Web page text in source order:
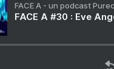
FACE A - un podcast
FACE A #30 : Eve